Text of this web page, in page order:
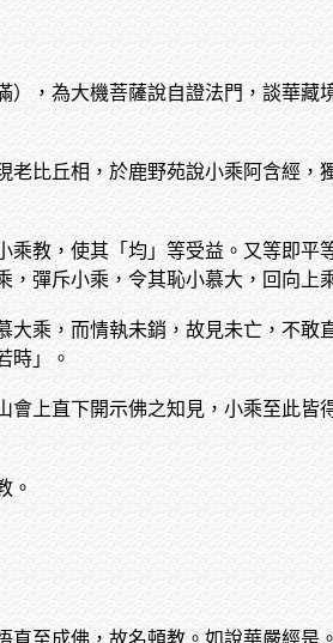
，為大機菩薩說自證法門，談華藏
比丘相，於鹿野苑說小乘阿含經，
乘教，使其「均」等受益。又等即
彈斥小乘，令其恥小慕大，回向上
乘，而情執未銷，故見未亡，不敢
時」。
上直下開示佛之知見，小乘至此皆
。
直至成佛，故名頓教。如說華嚴經是